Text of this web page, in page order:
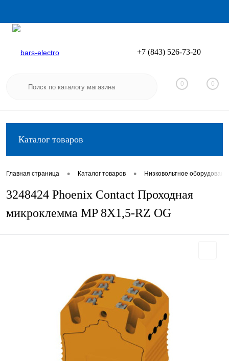
Вход
+7 (843) 526-73-20
0 0
Каталог товаров
Главная страница • Каталог товаров • Низковольтное
3248424 Phoenix Contact Проходная
микроклемма MP 8X1,5-RZ OG